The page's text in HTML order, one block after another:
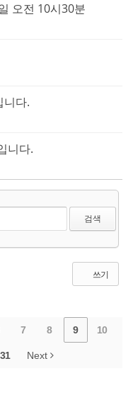
오전 10시30분
니다.
니다.
검색
쓰기
7 8 9 10
31 Next